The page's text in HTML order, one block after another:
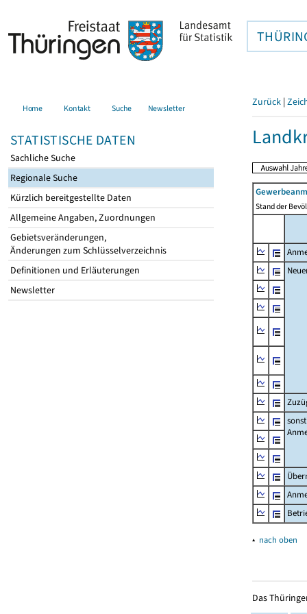
Home Kontakt Suche Newsletter
STATISTISCHE DATEN
Sachliche Suche
Regionale Suche
Kürzlich bereitgestellte Daten
Allgemeine Angaben, Zuordnungen
Gebietsveränderungen,
Änderungen zum Schlüsselverzeichnis
Definitionen und Erläuterungen
Newsletter
Zurück |
Stand der
▴ nach oben
Das